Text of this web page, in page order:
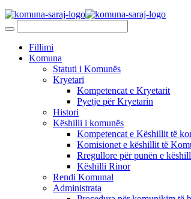
Fillimi
Komuna
Statuti i Komunës
Kryetari
Kompetencat e Kryetarit
Pyetje për Kryetarin
Histori
Këshilli i komunës
Kompetencat e Këshillit të
Komisionet e këshillit të
Rregullore për punën e
Këshilli Rinor
Rendi Komunal
Administrata